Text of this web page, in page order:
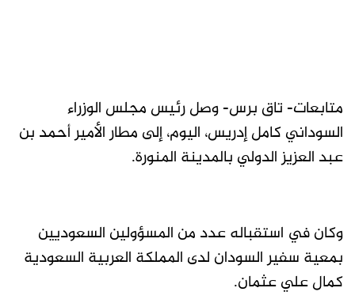
متابعات- تاق برس- وصل رئيس مجلس الوزراء
السوداني كامل إدريس، اليوم، إلى مطار الأمير أحمد بن
عبد العزيز الدولي بالمدينة المنورة.
وكان في استقباله عدد من المسؤولين السعوديين
بمعية سفير السودان لدى المملكة العربية السعودية
كمال علي عثمان.